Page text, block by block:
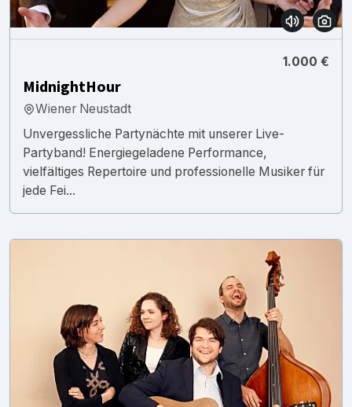
1.000 €
MidnightHour
Wiener Neustadt
Unvergessliche Partynächte mit unserer Live-
Partyband! Energiegeladene Performance,
vielfältiges Repertoire und professionelle Musiker für
jede Fei...